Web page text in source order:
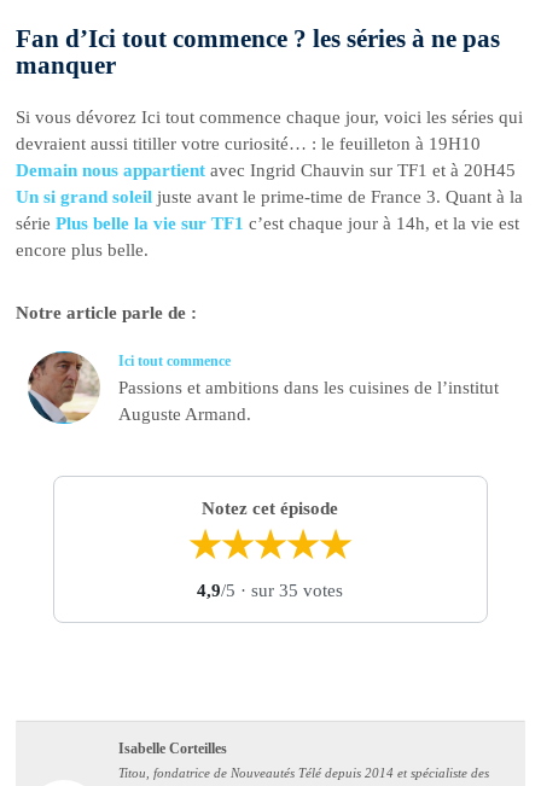
Fan d’Ici tout commence ? les séries à ne pas
manquer
Si vous dévorez Ici tout commence chaque jour, voici les séries qui
devraient aussi titiller votre curiosité… : le feuilleton à 19H10
Demain nous appartientavec Ingrid Chauvin sur TF1 et à 20H45
Un si grand soleil juste avant le prime-time de France 3. Quant à la
sériePlus belle la vie sur TF1 c’est chaque jour à 14h, et la vie est
encore plus belle.
Notre article parle de :
Ici tout commence
Passions et ambitions dans les cuisines de l’institut
Auguste Armand.
Notez cet épisode
★★★★★
4,9/5 · sur 35 votes
Isabelle Corteilles
Titou, fondatrice de Nouveautés Télé depuis 2014 et spécialiste des